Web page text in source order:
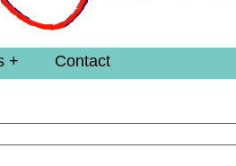
Contact